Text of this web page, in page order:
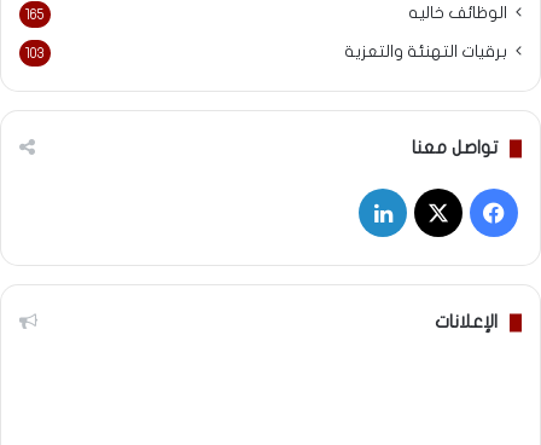
الوظائف خاليه 165
برقيات التهنئة والتعزية 103
تواصل معنا
فيسبوك
‫X لينكدإن
الإعلانات